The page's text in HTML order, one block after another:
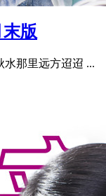
末版
那里远方迢迢 ...